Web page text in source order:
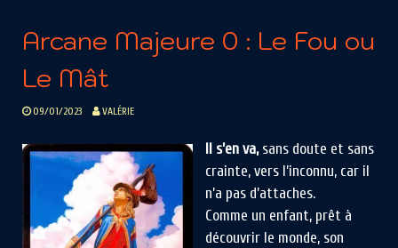
Arcane Majeure 0 : Le Fou ou
Le Mât
09/01/2023 VALÉRIE
Il s’en va,sans doute et sans
crainte, vers l’inconnu, car il
n’a pas d’attaches.
Comme un enfant, prêt à
découvrir le monde, son